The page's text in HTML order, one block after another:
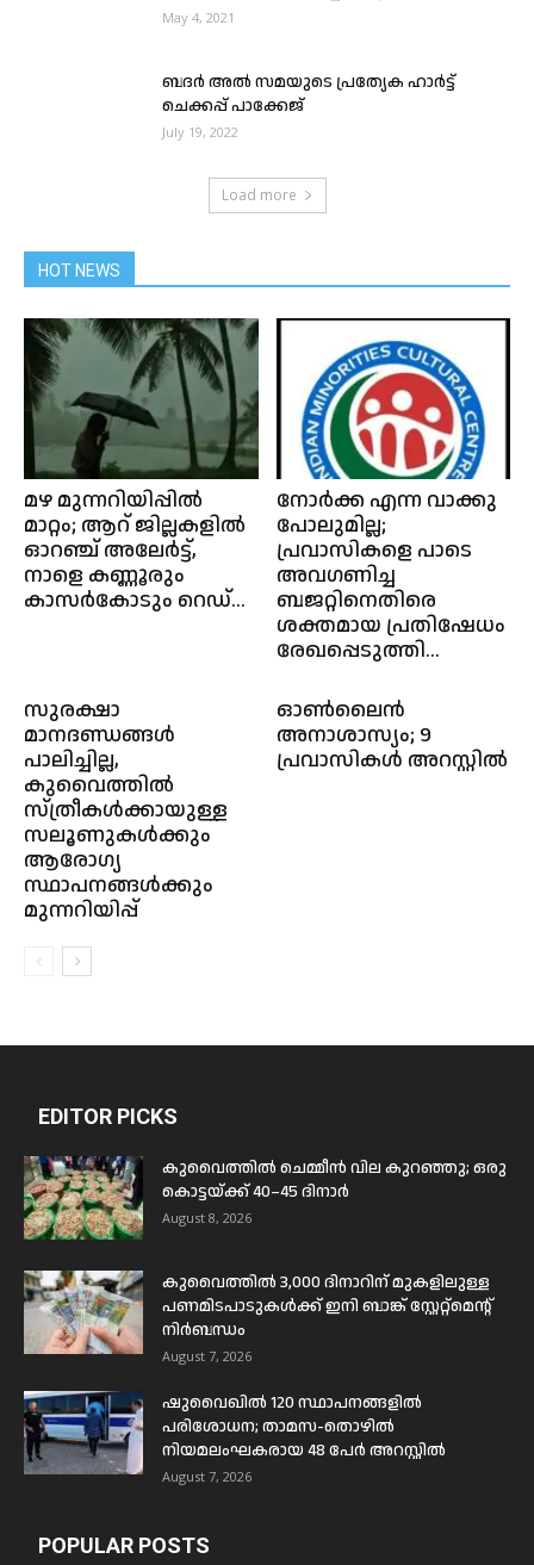
May 4, 2021
ബദർ അൽ സമയുടെ പ്രത്യേക ഹാർട്ട്
ചെക്കപ്പ് പാക്കേജ്
July 19, 2022
Load more
HOT NEWS
മഴ മുന്നറിയിപ്പില്‍
മാറ്റം; ആറ് ജില്ലകളിൽ
ഓറഞ്ച് അലേർട്ട്,
നാളെ കണ്ണൂരും
കാസർകോടും റെഡ്...
നോർക്ക എന്ന വാക്കു
പോലുമില്ല;
പ്രവാസികളെ പാടെ
അവഗണിച്ച
ബജറ്റിനെതിരെ
ശക്തമായ പ്രതിഷേധം
രേഖപ്പെടുത്തി...
സുരക്ഷാ
മാനദണ്ഡങ്ങൾ
പാലിച്ചില്ല,
കുവൈത്തിൽ
സ്ത്രീകൾക്കായുള്ള
സലൂണുകൾക്കും
ആരോഗ്യ
സ്ഥാപനങ്ങൾക്കും
മുന്നറിയിപ്പ്
ഓൺലൈൻ
അനാശാസ്യം; 9
പ്രവാസികൾ അറസ്റ്റിൽ
EDITOR PICKS
കുവൈത്തിൽ ചെമ്മീൻ വില കുറഞ്ഞു; ഒരു
കൊട്ടയ്ക്ക് 40–45 ദിനാർ
August 8, 2026
കുവൈത്തിൽ 3,000 ദിനാറിന് മുകളിലുള്ള
പണമിടപാടുകൾക്ക് ഇനി ബാങ്ക് സ്റ്റേറ്റ്മെന്റ്
നിർബന്ധം
August 7, 2026
ഷുവൈഖിൽ 120 സ്ഥാപനങ്ങളിൽ
പരിശോധന; താമസ-തൊഴിൽ
നിയമലംഘകരായ 48 പേർ അറസ്റ്റിൽ
August 7, 2026
POPULAR POSTS